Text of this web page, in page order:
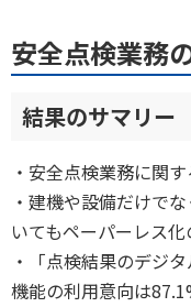
安全点検業務
結果のサマリー
・安全点検業務に関
・建機や設備だけで
いてもペーパーレス
・「点検結果のデジ
機能の利用意向は